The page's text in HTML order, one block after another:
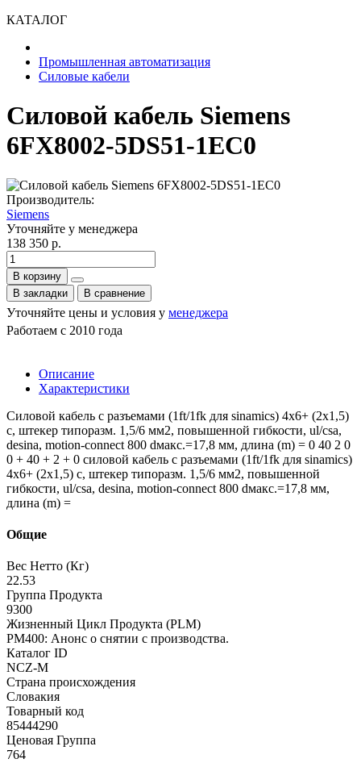
КАТАЛОГ
Промышленная автоматизация
Силовые кабели
Силовой кабель Siemens
6FX8002-5DS51-1EC0
Производитель:
Siemens
Уточняйте у менеджера
138 350 р.
В корзину
В закладки
В сравнение
Уточняйте цены и условия у менеджера
Работаем с 2010 года
Описание
Характеристики
Силовой кабель с разъемами (1ft/1fk для sinamics) 4x6+ (2x1,5)
c, штекер типоразм. 1,5/6 мм2, повышенной гибкости, ul/csa,
desina, motion-connect 800 dмакс.=17,8 мм, длина (m) = 0 40 2 0
0 + 40 + 2 + 0 силовой кабель с разъемами (1ft/1fk для sinamics)
4x6+ (2x1,5) c, штекер типоразм. 1,5/6 мм2, повышенной
гибкости, ul/csa, desina, motion-connect 800 dмакс.=17,8 мм,
длина (m) =
Общие
Вес Нетто (Кг)
22.53
Группа Продукта
9300
Жизненный Цикл Продукта (PLM)
PM400: Анонс о снятии с производства.
Каталог ID
NCZ-M
Страна происхождения
Словакия
Товарный код
85444290
Ценовая Группа
764